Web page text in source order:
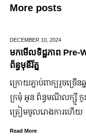
More posts
JUNE 25,2024
មកដឹងប្រាក់ចំណេញសុ
ឆ្នាំ២០២៤
ក្រុមហ៊ុន Ford Motor ទ
ឡើង បើទោះបីវិបត្តិសេដ្
ប្រសើរ។
Read More